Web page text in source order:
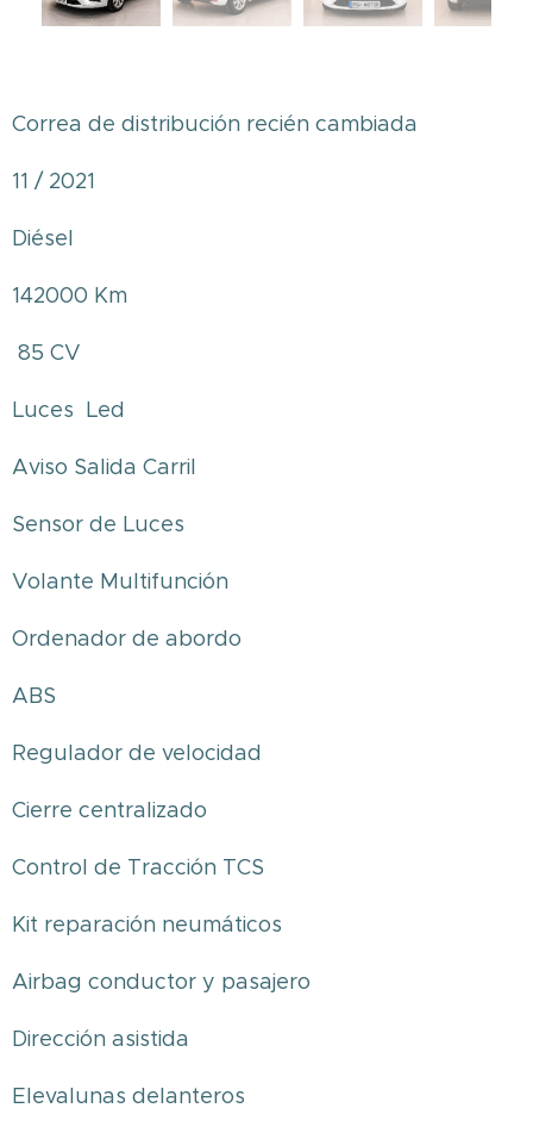
Correa de distribución recién cambiada
11 / 2021
Diésel
142000 Km
85 CV
Luces Led
Aviso Salida Carril
Sensor de Luces
Volante Multifunción
Ordenador de abordo
ABS
Regulador de velocidad
Cierre centralizado
Control de Tracción TCS
Kit reparación neumáticos
Airbag conductor y pasajero
Dirección asistida
Elevalunas delanteros